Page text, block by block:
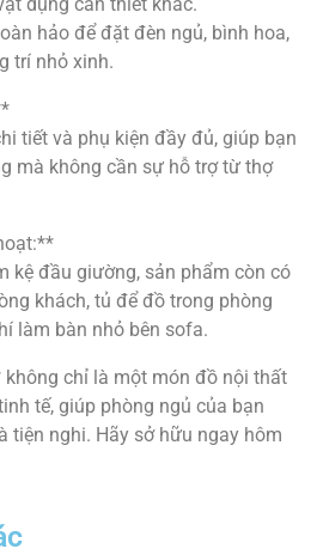
hảo để đặt đèn ngủ, bình hoa,
trí nhỏ xinh.
tiết và phụ kiện đầy đủ, giúp bạn
mà không cần sự hỗ trợ từ thợ
kệ đầu giường, sản phẩm còn có
khách, tủ để đồ trong phòng
làm bàn nhỏ bên sofa.
không chỉ là một món đồ nội thất
tế, giúp phòng ngủ của bạn
tiện nghi. Hãy sở hữu ngay hôm